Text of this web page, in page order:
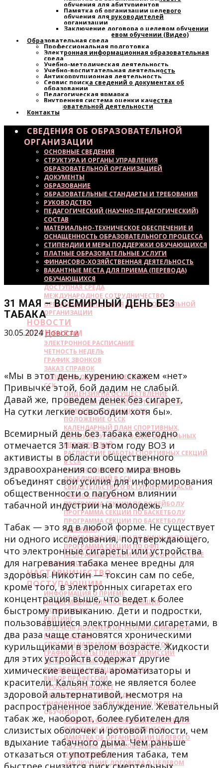
обучения для абитуриентов
Памятка об организации целевого
обучения для руководителей
организации
Заключение договора о целевом обучении
Узнайте о целевом обучении (Видео)
Образовательная среда
Профессиональная подготовка
Электронная информационная образовательная
среда
Учебно-методическая деятельность
Учебно-воспитательная деятельность
Антикоррупционная деятельность
Сервис поиска сведений о документах об
образовании
Педагогическая ярмарка
Внутренняя система оценки качества
образовательной деятельности
Контакты
СВЕДЕНИЯ ОБ ОБРАЗОВАТЕЛЬНОЙ
ОРГАНИЗАЦИИ
ОСНОВНЫЕ СВЕДЕНИЯ
СТРУКТУРА И ОРГАНЫ УПРАВЛЕНИЯ
ОБРАЗОВАТЕЛЬНОЙ ОРГАНИЗАЦИЕЙ
ДОКУМЕНТЫ
ОБРАЗОВАНИЕ
ОБРАЗОВАТЕЛЬНЫЕ СТАНДАРТЫ И ТРЕБОВАНИЯ
РУКОВОДСТВО
ПЕДАГОГИЧЕСКИЙ (НАУЧНО-ПЕДАГОГИЧЕСКИЙ)
СОСТАВ
МАТЕРИАЛЬНО-ТЕХНИЧЕСКОЕ ОБЕСПЕЧЕНИЕ И
ОСНАЩЕННОСТЬ ОБРАЗОВАТЕЛЬНОГО ПРОЦЕССА
СТИПЕНДИИ И МЕРЫ ПОДДЕРЖКИ ОБУЧАЮЩИХСЯ
ПЛАТНЫЕ ОБРАЗОВАТЕЛЬНЫЕ УСЛУГИ
ФИНАНСОВО-ХОЗЯЙСТВЕННАЯ ДЕЯТЕЛЬНОСТЬ
ВАКАНТНЫЕ МЕСТА ДЛЯ ПРИЕМА (ПЕРЕВОДА)
ОБУЧАЮЩИХСЯ
ДОСТУПНАЯ СРЕДА
МЕЖДУНАРОДНОЕ СОТРУДНИЧЕСТВО
ОРГАНИЗАЦИЯ ПИТАНИЯ В ОБРАЗОВАТЕЛЬНОЙ
ОРГАНИЗАЦИИ
НОВОСТИ
СТУДЕНТАМ
ЭЛЕКТРОННОЕ РАСПИСАНИЕ
ЧЕТНОСТЬ НЕДЕЛЬ
ГРАФИК ЗВОНКОВ
ЗАКАЗ СПРАВОК
УСЛОВНОЕ ОБОЗНАЧЕНИЕ ГРУПП
ССК
ЛИЦЕНЗИЯ НА ОСУЩЕСТВЛЕНИЕ
ОБРАЗОВАТЕЛЬНОЙ ДЕЯТЕЛЬНОСТИ
ПРИКАЗ О СОЗДАНИИ ССК
ПОЛОЖЕНИЕ О ССК
КАЛЕНДАРНЫЙ ПЛАН СПОРТИВНЫХ,
ФИЗКУЛЬТУРНЫХ И ОЗДОРОВИТЕЛЬНЫХ
МЕРОПРИЯТИЙ
РАСПИСАНИЕ РАБОТЫ СПОРТИВНЫХ СЕКЦИЙ
В ССК
РАСПИСАНИЕ РАБОТЫ ТВОРЧЕСКИХ
ОБЬЕДИНЕНИЙ В ССК
СВИДЕТЕЛЬСТВО О ВСТУПЛЕНИИ В АССК
СПИСОК ПЕДАГОГОВ
ПРОГРАММА СЕКЦИИ ПО ВОЛЕЙБОЛУ
ПРОГРАММА СЕКЦИИ ПО БАСКЕТБОЛУ
ПРОГРАММА СЕКЦИИ ПО БАСКЕТБОЛУ
(ДЕВУШКИ)
ПРОГРАММА СЕКЦИИ ПО МИНИ-ФУТБОЛУ
ПРОГРАММА СЕКЦИИ ПО ОФП
ПРОГРАММА СЕКЦИИ ПО ЛЕГКОЙ АТЛЕТИКЕ
ПЛАН РАБОТЫ ССК
НАСТАВНИЧЕСТВО
ПОСТУПАЮЩИМ
ИНФОРМАЦИЯ О ПРИЕМЕ
ИНФОРМАЦИЯ ДЛЯ ПОСТУПАЮЩИХ
МОНИТОРИНГ
РЕЙТИНГ
ПЕРЕЧЕНЬ ДОКУМЕНТОВ, НЕОБХОДИМЫХ ПРИ
ПОСТУПЛЕНИИ
СПОСОБЫ НАПРАВЛЕНИЯ ДОКУМЕНТОВ
ГРАФИК РАБОТЫ ПРИЕМНОЙ КОМИССИИ
ДЕНЬ ОТКРЫТЫХ ДВЕРЕЙ
ПРОФЕССИИ И СПЕЦИАЛЬНОСТИ
ВЫБОР ПРОФЕССИИ
ПРОФЕССИОНАЛИТЕТ
ОБРАЗОВАТЕЛЬНЫЙ КРЕДИТ
ИНФОРМАЦИЯ ПО ОРГАНИЗАЦИИ ЦЕЛЕВОГО
ОБУЧЕНИЯ
ПАМЯТКА ОБ ОРГАНИЗАЦИИ ЦЕЛЕВОГО
ОБУЧЕНИЯ ДЛЯ АБИТУРИЕНТОВ
ПАМЯТКА ОБ ОРГАНИЗАЦИИ ЦЕЛЕВОГО
ОБУЧЕНИЯ ДЛЯ РУКОВОДИТЕЛЕЙ
ОРГАНИЗАЦИИ
ЗАКЛЮЧЕНИЕ ДОГОВОРА О ЦЕЛЕВОМ
31 МАЯ – ВСЕМИРНЫЙ ДЕНЬ БЕЗ
ТАБАКА
30.05.2024 Новости
«Мы в этот день, курению скажем «нет»
Привычке этой, бой дадим не слабый.
Давай же, проведем денек без сигарет,
На сутки легкие освободим хотя бы».
Всемирный день без табака ежегодно
отмечается 31 мая. В этом году ВОЗ и
активисты в области общественного
здравоохранения со всего мира вновь
объединят свои усилия для информирования
общественности о пагубном влиянии
табачной индустрии на молодежь.
Табак — это яд в любой форме. Не существует
ни одного исследования, подтверждающего,
что электронные сигареты или устройства
для нагревания табака менее вредны для
здоровья. Никотин — токсин сам по себе,
кроме того, в электронных сигаретах его
концентрация выше, что ведет к более
быстрому привыканию. Дети и подростки,
пользовавшиеся электронными сигаретами, в
два раза чаще становятся хроническими
курильщиками в зрелом возрасте. Жидкости
для этих устройств содержат другие
химические вещества, ароматизаторы и
красители. Кальян тоже не является более
здоровой альтернативой, несмотря на
распространенное заблуждение. Жевательный
табак же, наоборот, более губителен для
слизистых оболочек и ротовой полости, чем
вдыхание табачного дыма. Чем раньше
отказаться от употребления табака, тем